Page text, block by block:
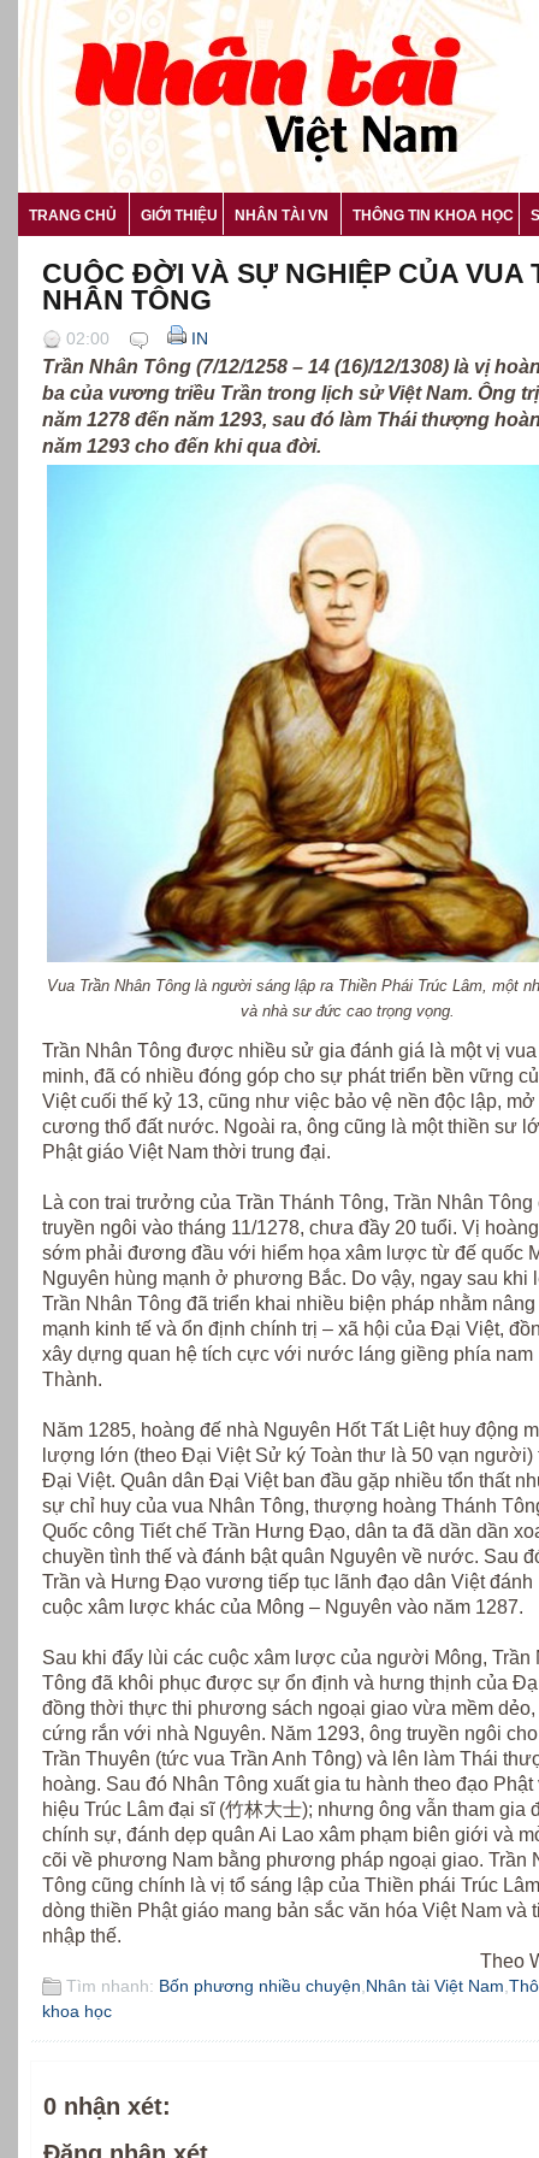
TRANG CHỦ GIỚI THIỆU NHÂN TÀI VN THÔNG TIN KHOA HỌC
CUỘC ĐỜI VÀ SỰ NGHIỆP CỦA VUA
NHÂN TÔNG
02:00 IN
Trần Nhân Tông (7/12/1258 – 14 (16)/12/1308) là vị
ba của vương triều Trần trong lịch sử Việt Nam. Ông
năm 1278 đến năm 1293, sau đó làm Thái thượng
năm 1293 cho đến khi qua đời.
Vua Trần Nhân Tông là người sáng lập ra Thiền Phái Trúc Lâm, một
và nhà sư đức cao trọng vọng.
Trần Nhân Tông được nhiều sử gia đánh giá là một vị
minh, đã có nhiều đóng góp cho sự phát triển bền vững
Việt cuối thế kỷ 13, cũng như việc bảo vệ nền độc lập,
cương thổ đất nước. Ngoài ra, ông cũng là một thiền sư
Phật giáo Việt Nam thời trung đại.
Là con trai trưởng của Trần Thánh Tông, Trần Nhân
truyền ngôi vào tháng 11/1278, chưa đầy 20 tuổi. Vị
sớm phải đương đầu với hiểm họa xâm lược từ đế quốc
Nguyên hùng mạnh ở phương Bắc. Do vậy, ngay sau khi
Trần Nhân Tông đã triển khai nhiều biện pháp nhằm
mạnh kinh tế và ổn định chính trị – xã hội của Đại Việt,
xây dựng quan hệ tích cực với nước láng giềng phía nam
Thành.
Năm 1285, hoàng đế nhà Nguyên Hốt Tất Liệt huy động
lượng lớn (theo Đại Việt Sử ký Toàn thư là 50 vạn người)
Đại Việt. Quân dân Đại Việt ban đầu gặp nhiều tổn thất
sự chỉ huy của vua Nhân Tông, thượng hoàng Thánh
Quốc công Tiết chế Trần Hưng Đạo, dân ta đã dần dần
chuyền tình thế và đánh bật quân Nguyên về nước. Sau
Trần và Hưng Đạo vương tiếp tục lãnh đạo dân Việt đánh
cuộc xâm lược khác của Mông – Nguyên vào năm 1287.
Sau khi đẩy lùi các cuộc xâm lược của người Mông, Trần
Tông đã khôi phục được sự ổn định và hưng thịnh của
đồng thời thực thi phương sách ngoại giao vừa mềm
cứng rắn với nhà Nguyên. Năm 1293, ông truyền ngôi
Trần Thuyên (tức vua Trần Anh Tông) và lên làm Thái
hoàng. Sau đó Nhân Tông xuất gia tu hành theo đạo Phật
hiệu Trúc Lâm đại sĩ (竹林大士); nhưng ông vẫn tham gia
chính sự, đánh dẹp quân Ai Lao xâm phạm biên giới và
cõi về phương Nam bằng phương pháp ngoại giao. Trần
Tông cũng chính là vị tổ sáng lập của Thiền phái Trúc
dòng thiền Phật giáo mang bản sắc văn hóa Việt Nam và
nhập thế.
Theo
Tìm nhanh: Bốn phương nhiều chuyện Nhân tài Việt Nam
khoa học
0 nhận xét:
Đăng nhận xét